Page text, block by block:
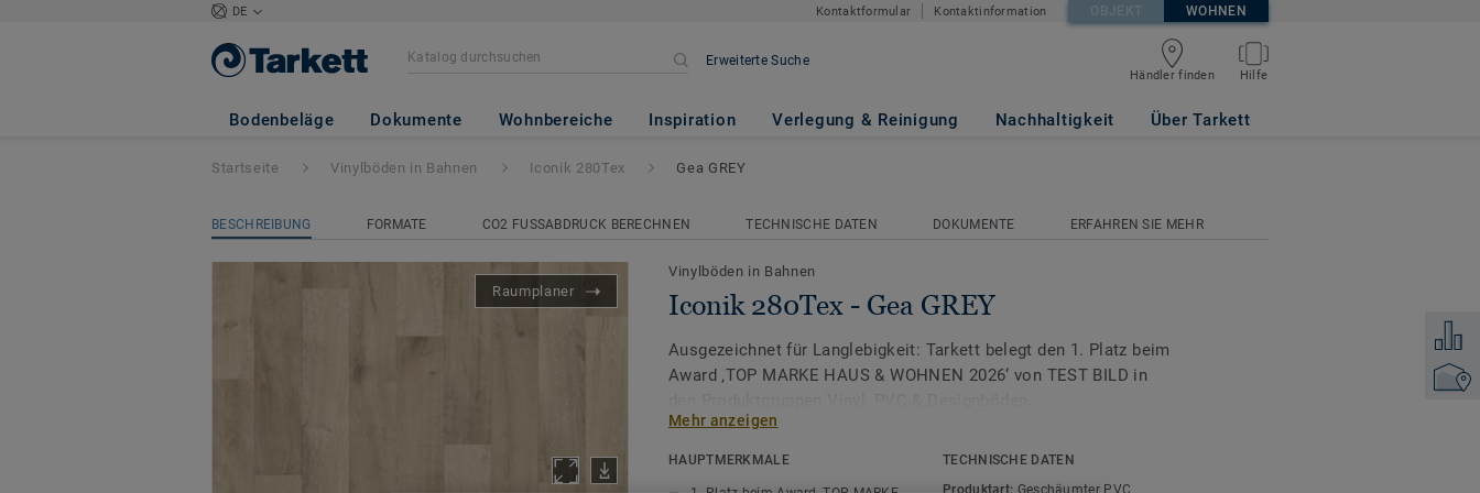
DE Kontaktformular Kontaktinformation OBJEKT WOHNEN
Erweiterte Suche
Händler finden Hilfe
Bodenbeläge Dokumente Wohnbereiche Inspiration Verlegung & Reinigung Nachhaltigkeit Über Tarkett
Iconik 280Tex - Gea GREY
Zum
Startseite Vinylböden in Bahnen Iconik 280Tex Gea GREY
BESCHREIBUNG FORMATE CO2 FUSSABDRUCK BERECHNEN TECHNISCHE DATEN DOKUMENTE ERFAHREN SIE MEHR
Raumplaner
Vinylböden in Bahnen
Iconik 280Tex - Gea GREY
Ausgezeichnet für Langlebigkeit: Tarkett belegt den 1. Platz beim
Award ‚TOP MARKE HAUS & WOHNEN 2026‘ von TEST BILD in
Mehr anzeigen
HAUPTMERKMALE
TECHNISCHE DATEN
Produktart:Geschäumter PVC